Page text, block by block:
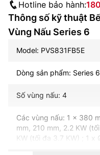
Hotline bảo hành:
Thông số kỹ thuật
Vùng Nấu Series 6
Model: PVS831FB5E
Dòng sản phẩm: Series 6
Số vùng nấu: 4
Các vùng nấu: 1 x 380
mm, 210 mm, 2.2 KW
KW (tối đa 3.7 KW) ; 1 x